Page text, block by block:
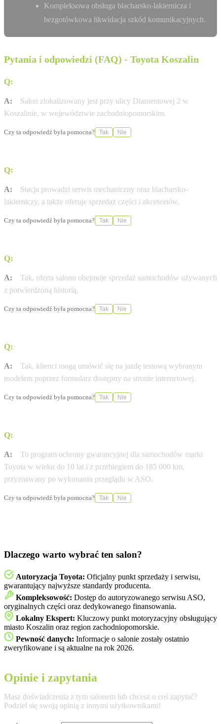
Kompleksowa obsługa blacharsko-lakiernicza i
bezgotówkowa likwidacja szkód komunikacyjnych.
Pytania i odpowiedzi (FAQ) - Toyota Koszalin
Q:
A:
Salon zlokalizowany jest przy ulicy Diamentowej 2 w
Koszalinie, w województwie zachodniopomorskim.
Czy ta odpowiedź była pomocna? Tak Nie
Q:
A:
Stacja prowadzi serwis mechaniczny oraz blacharsko-
lakierniczy, a także oferuje sprzedaż części i akcesoriów.
Czy ta odpowiedź była pomocna? Tak Nie
Q:
A:
Tak, oferta salonu obejmuje sprzedaż samochodów używanych
z potwierdzoną historią.
Czy ta odpowiedź była pomocna? Tak Nie
Q:
A:
Tak, klienci mogą umówić się na jazdę testową wybranym
modelem poprzez formularz dostępny na stronie internetowej.
Czy ta odpowiedź była pomocna? Tak Nie
Q:
A:
To program ochrony gwarancyjnej dla samochodów marki
Toyota w wieku do 10 lat i z przebiegiem do 185 000 km,
przyznawany po wykonaniu przeglądu w ASO.
Czy ta odpowiedź była pomocna? Tak Nie
Dlaczego warto wybrać ten salon?
Autoryzacja Toyota: Oficjalny punkt sprzedaży i serwisu,
gwarantujący najwyższe standardy producenta.
Kompleksowość: Dostęp do autoryzowanego serwisu ASO,
oryginalnych części oraz dedykowanego finansowania.
Lokalny Ekspert: Kluczowy punkt motoryzacyjny obsługujący
miasto Koszalin oraz region zachodniopomorskie.
Pewność danych: Informacje o salonie zostały ostatnio
zweryfikowane i są aktualne na rok 2026.
Opinie i zapytania
Masz doświadczenia z tym salonem lub chcesz o coś zapytać?
Podziel się swoją opinią z innymi użytkownikami!